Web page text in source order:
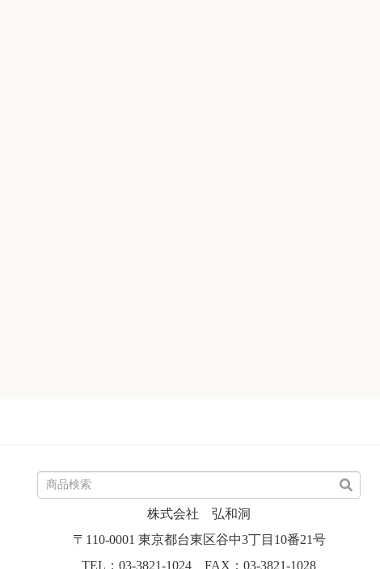
株式会社 弘和洞
〒110-0001 東京都台東区谷中3丁目10番21号
TEL：03-3821-1024 FAX：03-3821-1028